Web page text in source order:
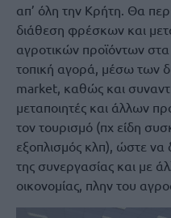
απ’ όλη την Κρήτη. Θα
διάθεση φρέσκων και
αγροτικών προϊόντων
τοπική αγορά, μέσω των
market, καθώς και
μεταποιητές και άλλων
τον τουρισμό (πχ είδη
εξοπλισμός κλπ), ώστε να
της συνεργασίας και με
οικονομίας, πλην του